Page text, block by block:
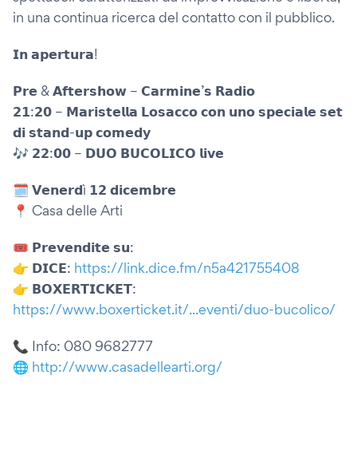
in una continua ricerca del contatto con il pubblico.
𝗜𝗻 𝗮𝗽𝗲𝗿𝘁𝘂𝗿𝗮!
𝗣𝗿𝗲 & 𝗔𝗳𝘁𝗲𝗿𝘀𝗵𝗼𝘄 – 𝗖𝗮𝗿𝗺𝗶𝗻𝗲’𝘀 𝗥𝗮𝗱𝗶𝗼
𝟮𝟭:𝟮𝟬 – 𝗠𝗮𝗿𝗶𝘀𝘁𝗲𝗹𝗹𝗮 𝗟𝗼𝘀𝗮𝗰𝗰𝗼 𝗰𝗼𝗻 𝘂𝗻𝗼 𝘀𝗽𝗲𝗰𝗶𝗮𝗹𝗲 𝘀𝗲𝘁
𝗱𝗶 𝘀𝘁𝗮𝗻𝗱-𝘂𝗽 𝗰𝗼𝗺𝗲𝗱𝘆
🎶 𝟮𝟮:𝟬𝟬 – 𝗗𝗨𝗢 𝗕𝗨𝗖𝗢𝗟𝗜𝗖𝗢 𝗹𝗶𝘃𝗲
🗓️ 𝗩𝗲𝗻𝗲𝗿𝗱ì 𝟭𝟮 𝗱𝗶𝗰𝗲𝗺𝗯𝗿𝗲
📍 Casa delle Arti
🎟️ 𝗣𝗿𝗲𝘃𝗲𝗻𝗱𝗶𝘁𝗲 𝘀𝘂:
👉 𝗗𝗜𝗖𝗘: https://link.dice.fm/n5a421755408
👉 𝗕𝗢𝗫𝗘𝗥𝗧𝗜𝗖𝗞𝗘𝗧:
https://www.boxerticket.it/...eventi/duo-bucolico/
📞 Info: 080 9682777
🌐 http://www.casadellearti.org/